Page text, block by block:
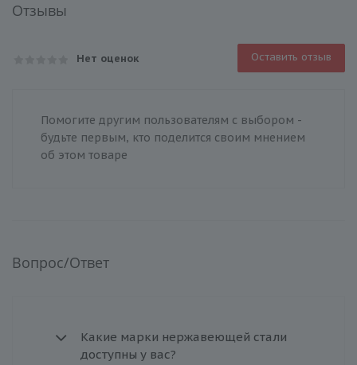
Отзывы
Нет оценок Оставить отзыв
Помогите другим пользователям с выбором -
будьте первым, кто поделится своим мнением
об этом товаре
Вопрос/Ответ
Какие марки нержавеющей стали
доступны у вас?